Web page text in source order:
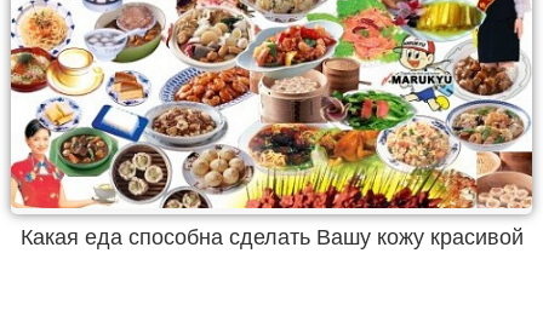
Какая еда способна сделать Вашу кожу красивой